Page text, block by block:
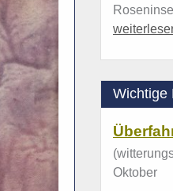
Wichtige
Oktober